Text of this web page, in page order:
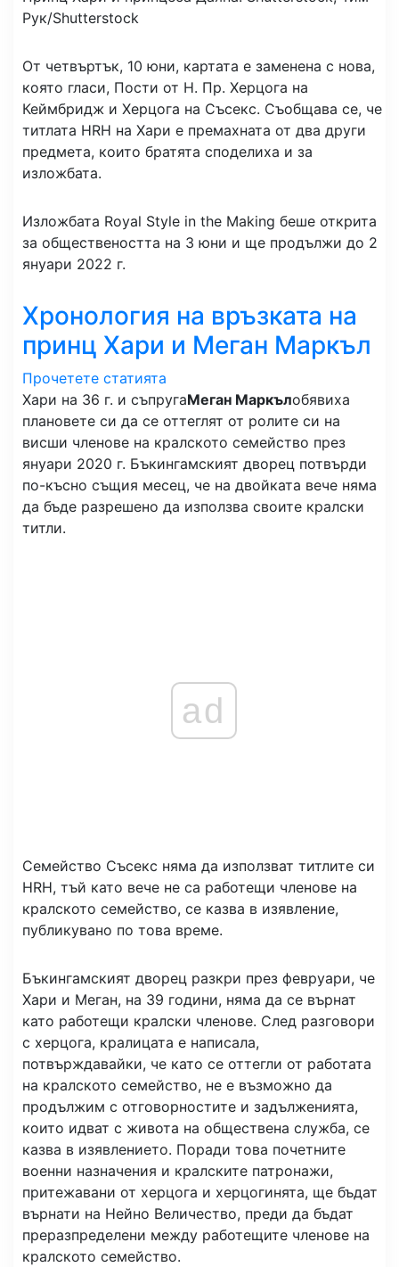
Рук/Shutterstock
От четвъртък, 10 юни, картата е заменена с нова,
която гласи, Пости от Н. Пр. Херцога на
Кеймбридж и Херцога на Съсекс. Съобщава се, че
титлата HRH на Хари е премахната от два други
предмета, които братята споделиха и за
изложбата.
Изложбата Royal Style in the Making беше открита
за обществеността на 3 юни и ще продължи до 2
януари 2022 г.
Хронология на връзката на
принц Хари и Меган Маркъл
Прочетете статията
Хари на 36 г. и съпругаМеган Маркълобявиха
плановете си да се оттеглят от ролите си на
висши членове на кралското семейство през
януари 2020 г. Бъкингамският дворец потвърди
по-късно същия месец, че на двойката вече няма
да бъде разрешено да използва своите кралски
титли.
ad
Семейство Съсекс няма да използват титлите си
HRH, тъй като вече не са работещи членове на
кралското семейство, се казва в изявление,
публикувано по това време.
Бъкингамският дворец разкри през февруари, че
Хари и Меган, на 39 години, няма да се върнат
като работещи кралски членове. След разговори
с херцога, кралицата е написала,
потвърждавайки, че като се оттегли от работата
на кралското семейство, не е възможно да
продължим с отговорностите и задълженията,
които идват с живота на обществена служба, се
казва в изявлението. Поради това почетните
военни назначения и кралските патронажи,
притежавани от херцога и херцогинята, ще бъдат
върнати на Нейно Величество, преди да бъдат
преразпределени между работещите членове на
кралското семейство.